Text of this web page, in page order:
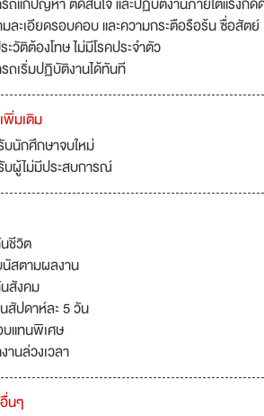
ละเอียดรอบคอบ และความกระตือรือร้น ซื่อสัตย์
ะวัติต้องโทษ ไม่มีโรคประจำตัว
ถเริ่มปฏิบัติงานได้ทันที
มเติม
นักศึกษาจบใหม่
ผู้ไม่มีประสบการณ์
ชีวิต
นัสตามผลงาน
สังคม
สัปดาห์ละ 5 วัน
แทนพิเศษ
านล่วงเวลา
นๆ